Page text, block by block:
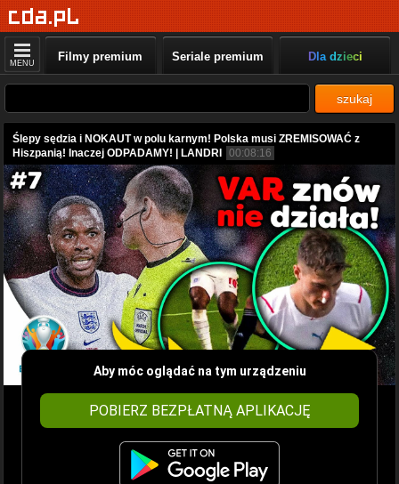
MENU Filmy premium Seriale premium Dla dzieci
szukaj
Ślepy sędzia i NOKAUT w polu karnym! Polska musi ZREMISOWAĆ z
Hiszpanią! Inaczej ODPADAMY! | LANDRI
00:08:16
Aby móc oglądać na tym urządzeniu
POBIERZ BEZPŁATNĄ APLIKACJĘ